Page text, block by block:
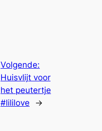
Volgende:
Huisvlijt voor
het peutertje
#lililove
→